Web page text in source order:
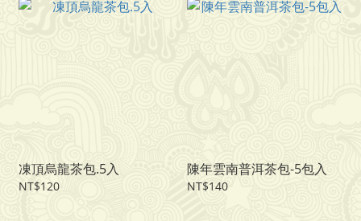
凍頂烏龍茶包.5入
NT$120
陳年雲南普洱茶包-5包入
NT$140